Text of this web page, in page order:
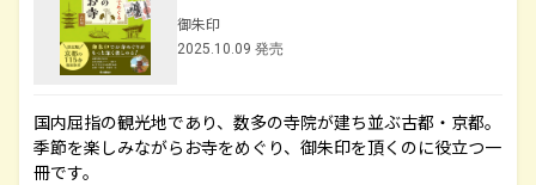
御朱印
2025.10.09 発売
国内屈指の観光地であり、数多の寺院が建ち並ぶ古都・京都。
季節を楽しみながらお寺をめぐり、御朱印を頂くのに役立つ一
冊です。